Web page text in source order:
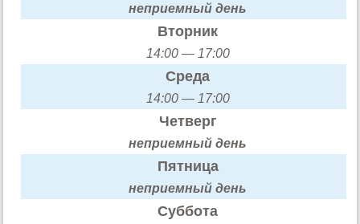
неприемный день
Вторник
14:00 — 17:00
Среда
14:00 — 17:00
Четверг
неприемный день
Пятница
неприемный день
Суббота